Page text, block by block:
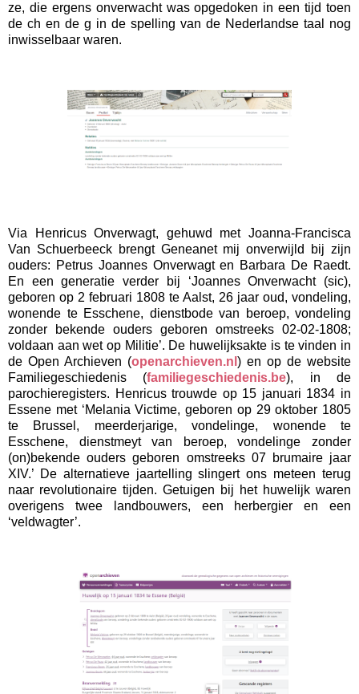
ze, die ergens onverwacht was opgedoken in een tijd toen
de ch en de g in de spelling van de Nederlandse taal nog
inwisselbaar waren.
Via Henricus Onverwagt, gehuwd met Joanna-Francisca
Van Schuerbeeck brengt Geneanet mij onverwijld bij zijn
ouders: Petrus Joannes Onverwagt en Barbara De Raedt.
En een generatie verder bij ‘Joannes Onverwacht (sic),
geboren op 2 februari 1808 te Aalst, 26 jaar oud, vondeling,
wonende te Esschene, dienstbode van beroep, vondeling
zonder bekende ouders geboren omstreeks 02-02-1808;
voldaan aan wet op Militie’. De huwelijksakte is te vinden in
de Open Archieven (openarchieven.nl ) en op de website
Familiegeschiedenis (familiegeschiedenis.be), in de
parochieregisters. Henricus trouwde op 15 januari 1834 in
Essene met ‘Melania Victime, geboren op 29 oktober 1805
te Brussel, meerderjarige, vondelinge, wonende te
Esschene, dienstmeyt van beroep, vondelinge zonder
(on)bekende ouders geboren omstreeks 07 brumaire jaar
XIV.’ De alternatieve jaartelling slingert ons meteen terug
naar revolutionaire tijden. Getuigen bij het huwelijk waren
overigens twee landbouwers, een herbergier en een
‘veldwagter’.